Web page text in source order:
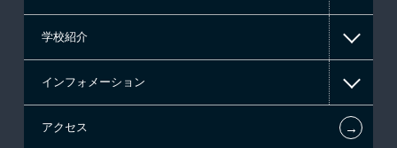
日本学生支援機構の奨学金
国の教育ローン
提携教育ローン
一般入学
AO入学
指定校推薦入学
学校紹介
在校生からあなたへ
夢を叶えた先輩たち
インフォメーション
お知らせ・新着情報
アクセス ←